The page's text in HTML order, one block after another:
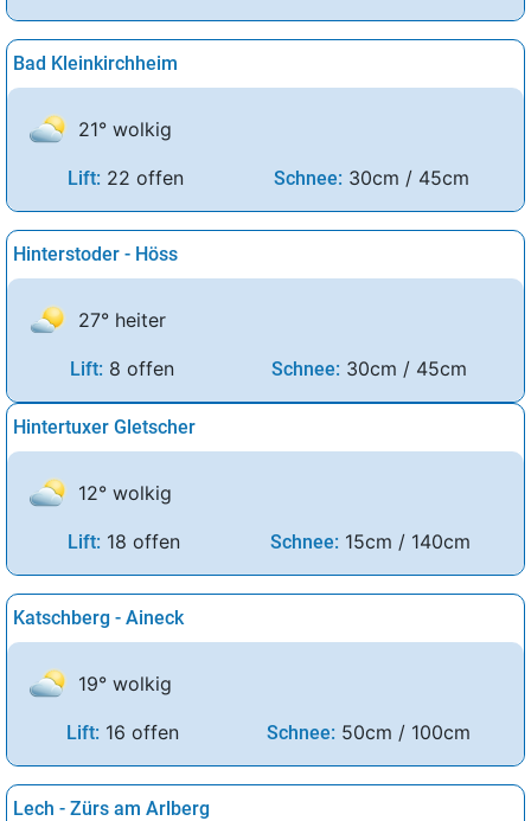
Bad Kleinkirchheim
21° wolkig
Lift: 22 offen Schnee: 30cm / 45cm
Hinterstoder - Höss
27° heiter
Lift: 8 offen Schnee: 30cm / 45cm
Hintertuxer Gletscher
12° wolkig
Lift: 18 offen Schnee: 15cm / 140cm
Katschberg - Aineck
19° wolkig
Lift: 16 offen Schnee: 50cm / 100cm
Lech - Zürs am Arlberg